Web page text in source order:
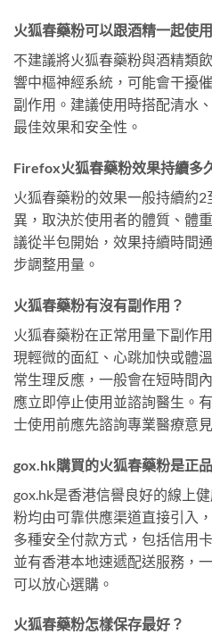
火狐春藥粉可以跟酒精一起使
不建議將火狐春藥粉與酒精類
響中樞神經系統，可能會干擾
副作用。建議使用時搭配清水
最佳效果和安全性。
Firefox火狐春藥粉效果持續多
火狐春藥粉的效果一般持續約
異，取決於使用者的體質、體
議從半包開始，效果持續時間
步調整用量。
火狐春藥粉有沒有副作用？
火狐春藥粉在正常用量下副作
現輕微的面紅、心跳加快或體
常生理反應，一般會在短時間
應立即停止使用並諮詢醫生。
士使用前應先諮詢專業醫療意見
gox.hk購買的火狐春藥粉是正
gox.hk是香港信譽良好的線上
粉均由可靠供應渠道直接引入
多種安全付款方式，包括信用
並有香港本地速遞配送服務，
可以放心選購。
火狐春藥粉怎樣保存最好？